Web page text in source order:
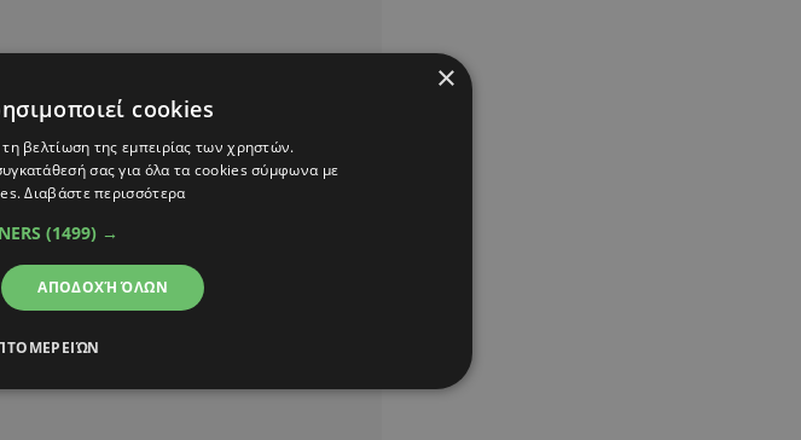
×
cookies
βελτίωση της εμπειρίας των χρηστών.
σας για όλα τα cookies σύμφωνα με
Διαβάστε περισσότερα
(1499) →
ΑΠΟΔΟΧΉ ΌΛΩΝ